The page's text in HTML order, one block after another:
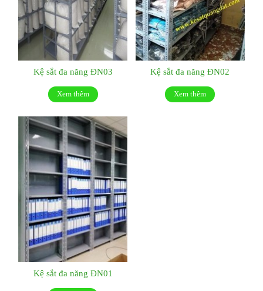
Kệ sắt đa năng ĐN03
Xem thêm
Kệ sắt đa năng ĐN02
Xem thêm
Kệ sắt đa năng ĐN01